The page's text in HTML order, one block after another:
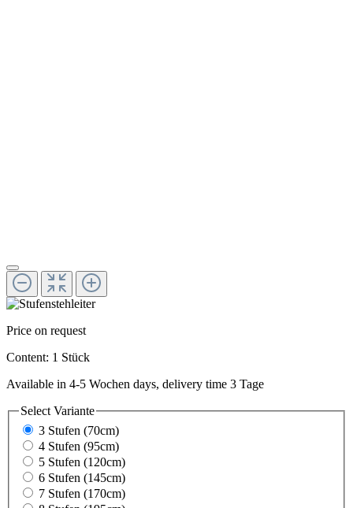
Price on request
Content: 1 Stück
Available in 4-5 Wochen days, delivery time 3 Tage
Select Variante
3 Stufen (70cm)
4 Stufen (95cm)
5 Stufen (120cm)
6 Stufen (145cm)
7 Stufen (170cm)